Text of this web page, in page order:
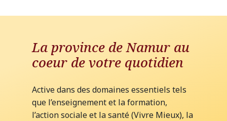
La province de Namur au
coeur de votre quotidien
Active dans des domaines essentiels tels
que l’enseignement et la formation,
l’action sociale et la santé (Vivre Mieux), la